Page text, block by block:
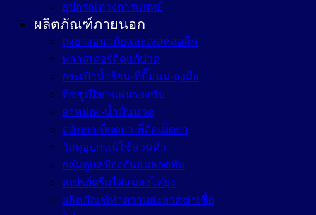
อุปกรณ์ทางการแพทย์
ผลิตภัณฑ์ภายนอก
ถุงยางอนามัยและเจลหล่อลื่น
พลาสเตอร์ติดแก้ปวด
กระเป๋าน้ำร้อน-ที่ปั๊มนม-ถุงมือ
ทิชชูเปียก-แผ่นรองซับ
ยาหม่อง-น้ำมันนวด
ตลับยา-ที่บดยา-ที่ตัดเม็ดยา
วัสดุอุปกรณ์ใช้ส่วนตัว
กลุ่มดูแลป้องกันแผลกดทับ
สเปรย์ครีมไล่แมลงไล่ยุง
ผลิตภัณฑ์ทำความสะอาดฆ่าเชื้อ